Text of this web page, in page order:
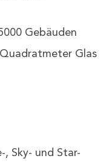
Gebäuden
Glas
, Sky- und Star-